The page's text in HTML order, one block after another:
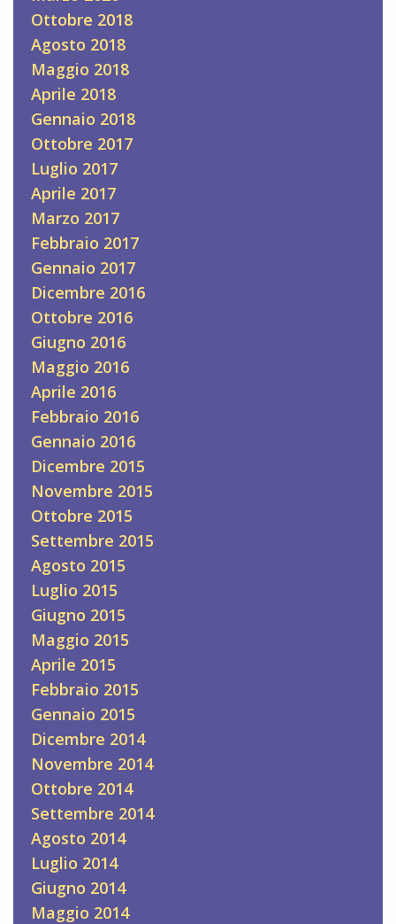
Ottobre 2018
Agosto 2018
Maggio 2018
Aprile 2018
Gennaio 2018
Ottobre 2017
Luglio 2017
Aprile 2017
Marzo 2017
Febbraio 2017
Gennaio 2017
Dicembre 2016
Ottobre 2016
Giugno 2016
Maggio 2016
Aprile 2016
Febbraio 2016
Gennaio 2016
Dicembre 2015
Novembre 2015
Ottobre 2015
Settembre 2015
Agosto 2015
Luglio 2015
Giugno 2015
Maggio 2015
Aprile 2015
Febbraio 2015
Gennaio 2015
Dicembre 2014
Novembre 2014
Ottobre 2014
Settembre 2014
Agosto 2014
Luglio 2014
Giugno 2014
Maggio 2014